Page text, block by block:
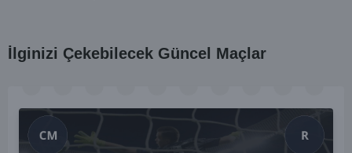
İlginizi Çekebilecek Güncel Maçlar